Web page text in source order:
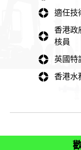
適任技
香港政
核員
英國特
香港水